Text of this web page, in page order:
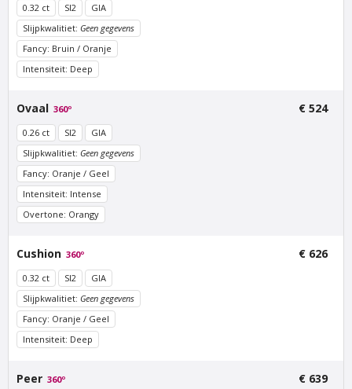
Van Amstel Zuidas
€ 600excl. BTW
0.32 ct SI2
GIA
Slijpkwalitiet: Geen gegevens
Fancy: Bruin / Oranje
Intensiteit: Deep
Ovaal 360º € 524
0.26 ct SI2
GIA
Slijpkwalitiet: Geen gegevens
Fancy: Oranje / Geel
Intensiteit: Intense
Overtone: Orangy
Cushion 360º € 626
0.32 ct SI2
GIA
Slijpkwalitiet: Geen gegevens
Fancy: Oranje / Geel
Intensiteit: Deep
Peer 360º € 639